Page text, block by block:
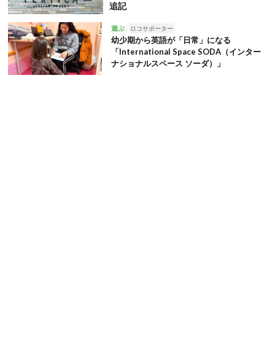
追記
遊ぶ ロコサポーター
幼少期から英語が「日常」になる
「International Space SODA（インター
ナショナルスペース ソーダ）」